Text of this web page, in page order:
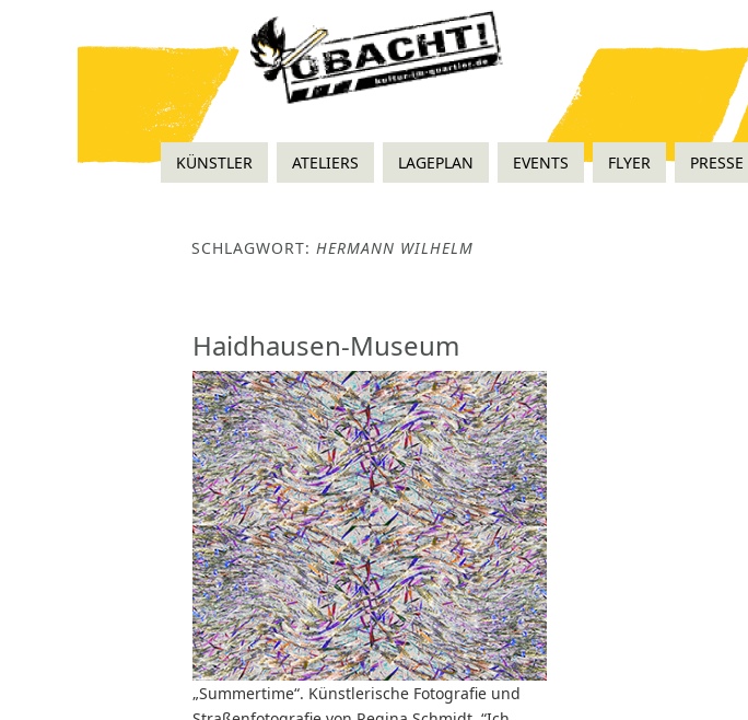
KÜNSTLER ATELIERS LAGEPLAN EVENTS FLYER PRESSE
SCHLAGWORT: HERMANN WILHELM
Haidhausen-Museum
„Summertime“. Künstlerische Fotografie und